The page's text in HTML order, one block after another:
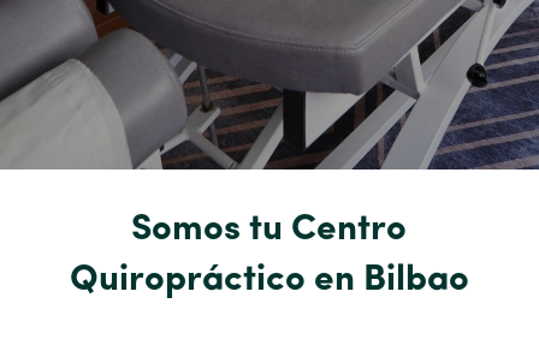
Somos tu Centro
Quiropráctico en Bilbao